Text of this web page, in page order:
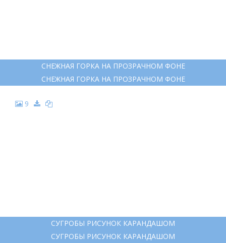
СНЕЖНАЯ ГОРКА НА ПРОЗРАЧНОМ ФОНЕ
СНЕЖНАЯ ГОРКА НА ПРОЗРАЧНОМ ФОНЕ
9
СУГРОБЫ РИСУНОК КАРАНДАШОМ
СУГРОБЫ РИСУНОК КАРАНДАШОМ